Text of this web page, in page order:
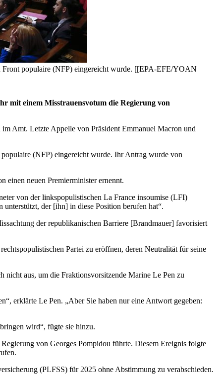
Front populaire (NFP) eingereicht wurde. [[EPA-EFE/YOAN
mit einem Misstrauensvotum die Regierung von
Amt. Letzte Appelle von Präsident Emmanuel Macron und
(NFP) eingereicht wurde. Ihr Antrag wurde von
einen neuen Premierminister ernennt.
von der linkspopulistischen La France insoumise (LFI)
der [ihn] in diese Position berufen hat“.
der republikanischen Barriere [Brandmauer] favorisiert
Partei zu eröffnen, deren Neutralität für seine
nicht aus, um die Fraktionsvorsitzende Marine Le Pen zu
erklärte Le Pen. „Aber Sie haben nur eine Antwort gegeben:
wird“, fügte sie hinzu.
von Georges Pompidou führte. Diesem Ereignis folgte
(PLFSS) für 2025 ohne Abstimmung zu verabschieden.